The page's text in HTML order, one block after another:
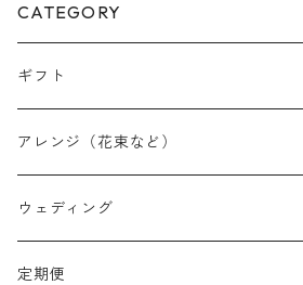
CATEGORY
ギフト
アレンジ（花束など）
スワッグ
リース
ウェディング
定期便